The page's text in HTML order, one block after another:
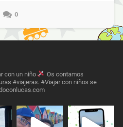
0
con un niño
Os contamos
#viajeras. #Viajar con niños se